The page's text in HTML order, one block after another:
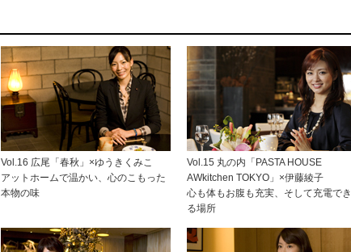
Vol.16 広尾「春秋」×ゆうきくみこ
アットホームで温かい、心のこもった
本物の味
Vol.15 丸の内「PASTA HOUSE
AWkitchen TOKYO」×伊藤綾子
心も体もお腹も充実、そして充電でき
る場所